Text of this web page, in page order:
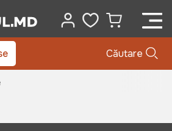
Căutare